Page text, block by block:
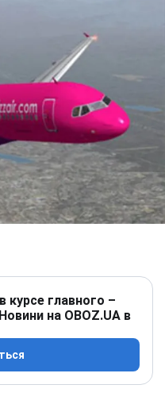
курсе главного –
на OBOZ.UA в